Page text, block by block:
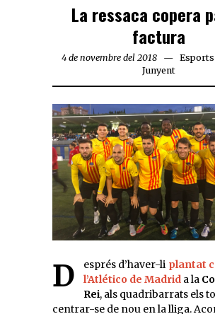
La ressaca copera
factura
4 de novembre del 2018 Esports
Junyent
Després d’haver-li plantat
l’Atlético de Madrid a la
Rei, als quadribarrats els
centrar-se de nou en la lliga.